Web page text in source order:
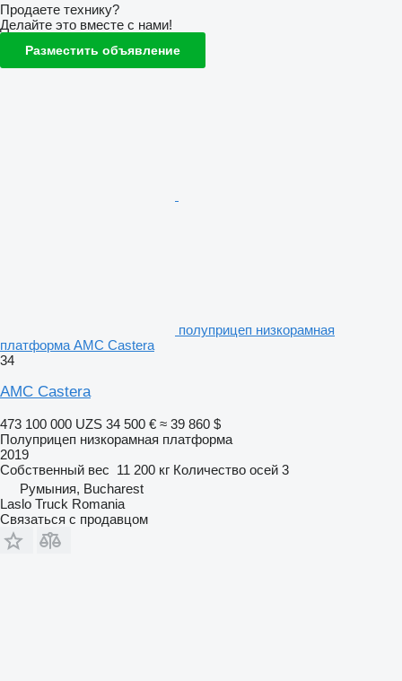
Продаете технику?
Делайте это вместе с нами!
Разместить объявление
полуприцеп низкорамная
платформа AMC Castera
34
AMC Castera
473 100 000 UZS 34 500 € ≈ 39 860 $
Полуприцеп низкорамная платформа
2019
Собственный вес 11 200 кг Количество осей 3
Румыния, Bucharest
Laslo Truck Romania
Связаться с продавцом